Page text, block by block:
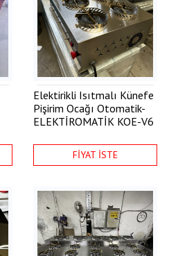
Elektirikli Isıtmalı Künefe
Pişirim Ocağı Otomatik-
ELEKTİROMATİK KOE-V6
FİYAT İSTE